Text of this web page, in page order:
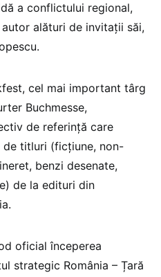
a conflictului regional,
alături de invitații săi,
cel mai important târg
Buchmesse,
de referință care
de titluri (ficțiune, non-
benzi desenate,
de la edituri din
oficial începerea
strategic România – Țară